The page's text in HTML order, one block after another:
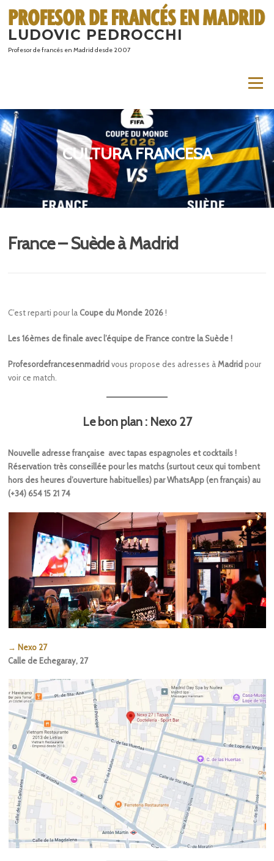
contenido
LUDOVIC PEDROCCHI
Profesor de francés en Madrid desde 2007
Menú
CULTURA FRANCESA
France – Suède à Madrid
C’est reparti pour la Coupe du Monde 2026!
Les 16èmes de finale avec l’équipe de France contre la Suède !
Profesordefrancesenmadrid vous propose des adresses àMadrid pour
voir ce match.
Le bon plan : Nexo 27
Nouvelle adresse française avec tapas espagnoles et cocktails !
Réservation très conseillée pour les matchs (surtout ceux qui tombent
hors des heures d’ouverture habituelles) par WhatsApp (en français) au
(+34) 654 15 21 74
→ Nexo 27
Calle de Echegaray, 27